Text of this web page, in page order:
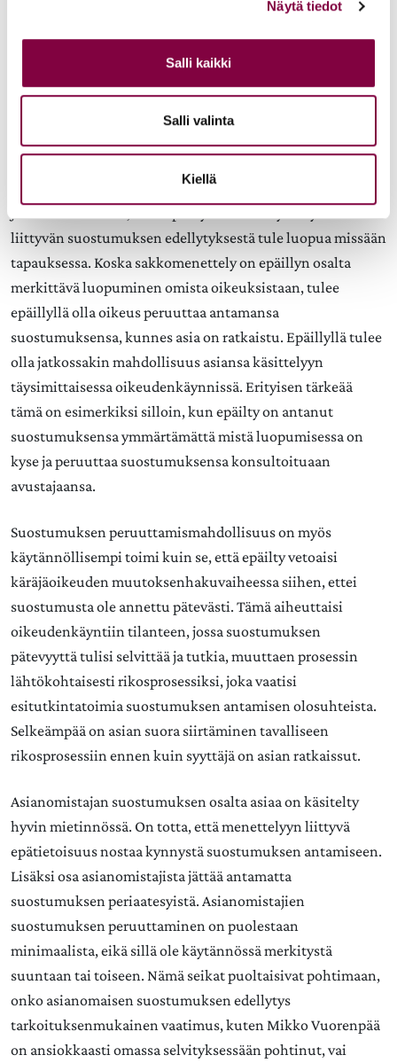
Näytä tiedot
Salli kaikki
Salli valinta
Kiellä
Alaikäinen epäilty sakkomenettelyssä
Ei lausuttavaa.
Asianosaisten suostumukset ja suostumuksen
peruuttaminen
liittyvän suostumuksen edellytyksestä tule luopua missään
tapauksessa. Koska sakkomenettely on epäillyn osalta
merkittävä luopuminen omista oikeuksistaan, tulee
epäillyllä olla oikeus peruuttaa antamansa
suostumuksensa, kunnes asia on ratkaistu. Epäillyllä tulee
olla jatkossakin mahdollisuus asiansa käsittelyyn
täysimittaisessa oikeudenkäynnissä. Erityisen tärkeää
tämä on esimerkiksi silloin, kun epäilty on antanut
suostumuksensa ymmärtämättä mistä luopumisessa on
kyse ja peruuttaa suostumuksensa konsultoituaan
avustajaansa.
Suostumuksen peruuttamismahdollisuus on myös
käytännöllisempi toimi kuin se, että epäilty vetoaisi
käräjäoikeuden muutoksenhakuvaiheessa siihen, ettei
suostumusta ole annettu pätevästi. Tämä aiheuttaisi
oikeudenkäyntiin tilanteen, jossa suostumuksen
pätevyyttä tulisi selvittää ja tutkia, muuttaen prosessin
lähtökohtaisesti rikosprosessiksi, joka vaatisi
esitutkintatoimia suostumuksen antamisen olosuhteista.
Selkeämpää on asian suora siirtäminen tavalliseen
rikosprosessiin ennen kuin syyttäjä on asian ratkaissut.
Asianomistajan suostumuksen osalta asiaa on käsitelty
hyvin mietinnössä. On totta, että menettelyyn liittyvä
epätietoisuus nostaa kynnystä suostumuksen antamiseen.
Lisäksi osa asianomistajista jättää antamatta
suostumuksen periaatesyistä. Asianomistajien
suostumuksen peruuttaminen on puolestaan
minimaalista, eikä sillä ole käytännössä merkitystä
suuntaan tai toiseen. Nämä seikat puoltaisivat pohtimaan,
onko asianomaisen suostumuksen edellytys
tarkoituksenmukainen vaatimus, kuten Mikko Vuorenpää
on ansiokkaasti omassa selvityksessään pohtinut, vai